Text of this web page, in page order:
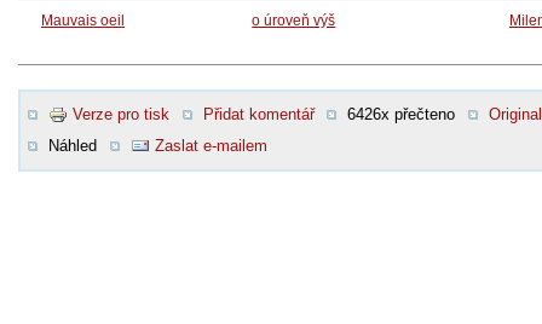
Mauvais oeil o úroveň výš
Verze pro tisk Přidat komentář 6426x přečteno
Original
Náhled
Zaslat e-mailem